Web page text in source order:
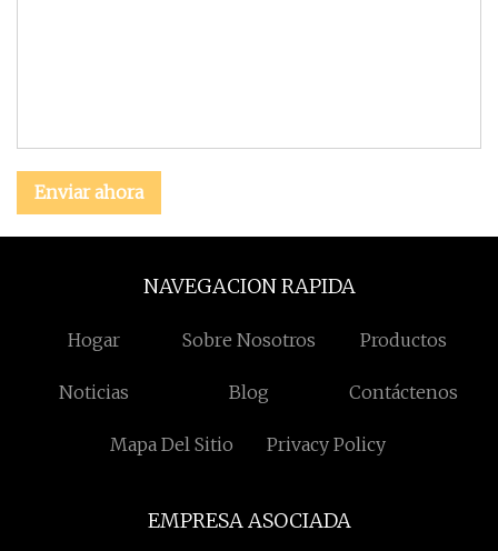
Enviar ahora
NAVEGACION RAPIDA
Hogar Sobre Nosotros Productos
Noticias Blog Contáctenos
Mapa Del Sitio Privacy Policy
EMPRESA ASOCIADA